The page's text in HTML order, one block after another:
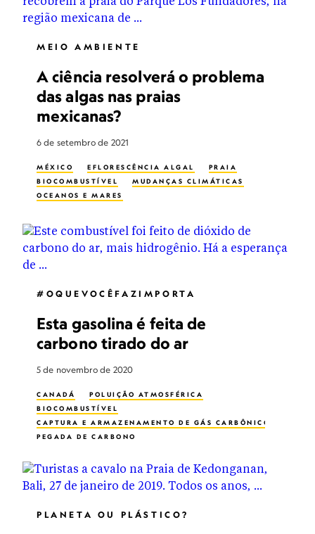
MEIO AMBIENTE
A ciência resolverá o problema
das algas nas praias
mexicanas?
6 de setembro de 2021
MÉXICO EFLORESCÊNCIA ALGAL
PRAIA
BIOCOMBUSTÍVEL
MUDANÇAS CLIMÁTICAS
OCEANOS E MARES
#OQUEVOCÊFAZIMPORTA
Esta gasolina é feita de
carbono tirado do ar
5 de novembro de 2020
CANADÁ
POLUIÇÃO ATMOSFÉRICA
BIOCOMBUSTÍVEL
CAPTURA E ARMAZENAMENTO DE GÁS CARBÔNICO
PEGADA DE CARBONO
PLANETA OU PLÁSTICO?